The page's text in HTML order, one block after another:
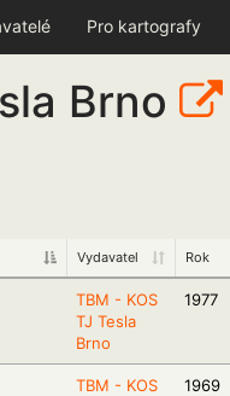
Pro kartografy
Brno
Vydavatel Rok
TBM - KOS
TJ Tesla
Brno
1977
TBM - KOS
1969